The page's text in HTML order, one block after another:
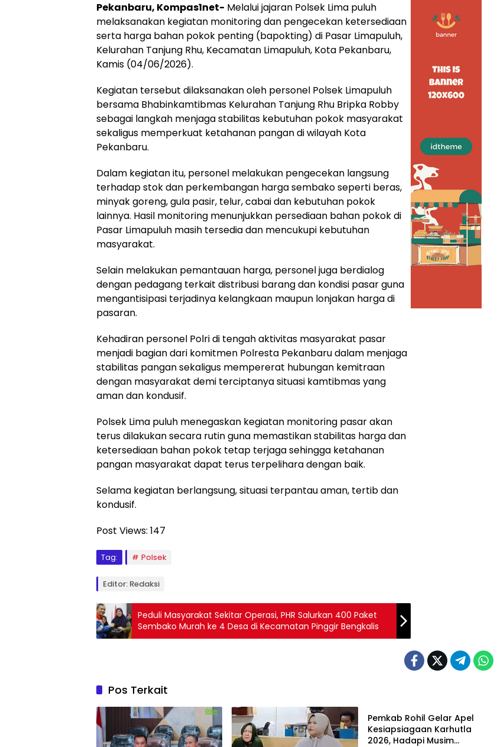
Pekanbaru, Kompas1net- Melalui jajaran Polsek Lima puluh
melaksanakan kegiatan monitoring dan pengecekan ketersediaan
serta harga bahan pokok penting (bapokting) di Pasar Limapuluh,
Kelurahan Tanjung Rhu, Kecamatan Limapuluh, Kota Pekanbaru,
Kamis (04/06/2026).
Kegiatan tersebut dilaksanakan oleh personel Polsek Limapuluh
bersama Bhabinkamtibmas Kelurahan Tanjung Rhu Bripka Robby
sebagai langkah menjaga stabilitas kebutuhan pokok masyarakat
sekaligus memperkuat ketahanan pangan di wilayah Kota
Pekanbaru.
Dalam kegiatan itu, personel melakukan pengecekan langsung
terhadap stok dan perkembangan harga sembako seperti beras,
minyak goreng, gula pasir, telur, cabai dan kebutuhan pokok
lainnya. Hasil monitoring menunjukkan persediaan bahan pokok di
Pasar Limapuluh masih tersedia dan mencukupi kebutuhan
masyarakat.
Selain melakukan pemantauan harga, personel juga berdialog
dengan pedagang terkait distribusi barang dan kondisi pasar guna
mengantisipasi terjadinya kelangkaan maupun lonjakan harga di
pasaran.
Kehadiran personel Polri di tengah aktivitas masyarakat pasar
menjadi bagian dari komitmen Polresta Pekanbaru dalam menjaga
stabilitas pangan sekaligus mempererat hubungan kemitraan
dengan masyarakat demi terciptanya situasi kamtibmas yang
aman dan kondusif.
Polsek Lima puluh menegaskan kegiatan monitoring pasar akan
terus dilakukan secara rutin guna memastikan stabilitas harga dan
ketersediaan bahan pokok tetap terjaga sehingga ketahanan
pangan masyarakat dapat terus terpelihara dengan baik.
Selama kegiatan berlangsung, situasi terpantau aman, tertib dan
kondusif.
Post Views: 147
Tag: Polsek
Editor: Redaksi
Peduli Masyarakat Sekitar Operasi, PHR Salurkan 400 Paket
Pos Terkait
Pemkab Rohil Gelar Apel
Kesiapsiagaan Karhutla
2026, Hadapi Musim